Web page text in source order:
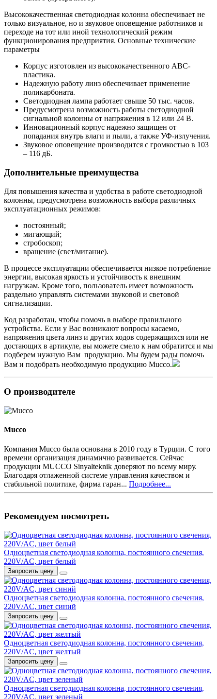
Высококачественная светодиодная колонна обеспечивает не
только визуальное, но и звуковое оповещение работников и
переходе на тот или иной технологический режим
функционирования предприятия. Основные технические
параметры
Корпус изготовлен из высококачественного ABC-
пластика.
Надежную работу линз обеспечивает применение
поликарбоната.
Светодиодная лампа работает свыше 50 тыс. часов.
Предусмотрена возможность работы светодиодной
сигнальной колонны от напряжения в 12 или 24 В.
Инновационный корпус надежно защищен от
попадания внутрь влаги и пыли, а также УФ-излучения.
Звуковое оповещение производится с громкостью в 103
– 116 дБ.
Дополнительные преимущества
Для повышения качества и удобства в работе светодиодной
колонны, предусмотрена возможность выбора различных
эксплуатационных режимов:
постоянный;
мигающий;
стробоскоп;
вращение (свет/мигание).
В процессе эксплуатации обеспечивается низкое потребление
энергии, высокая яркость и устойчивость к внешним
нагрузкам. Кроме того, пользователь имеет возможность
раздельно управлять системами звуковой и световой
сигнализации.
Код разработан, чтобы помочь в выборе правильного
устройства. Если у Вас возникают вопросы касаемо,
напряжения цвета линз и других кодов содержащихся или не
достающих в артикуле, вы можете смело к нам обратится и мы
подберем нужную Вам продукцию. Мы будем рады помочь
Вам и подобрать необходимую продукцию Mucco.
О производителе
Mucco
Компания Mucco была основана в 2010 году в Турции. С того
времени организация динамично развивается. Сейчас
продукции MUCCO Sinyalteknik доверяют по всему миру.
Благодаря отлаженной системе управления качеством и
стабильной политике, фирма гаран... Подробнее...
Рекомендуем посмотреть
Одноцветная светодиодная колонна, постоянного свечения,
220V/AC, цвет белый
Запросить цену
Одноцветная светодиодная колонна, постоянного свечения,
220V/AC, цвет синий
Запросить цену
Одноцветная светодиодная колонна, постоянного свечения,
220V/AC, цвет желтый
Запросить цену
Одноцветная светодиодная колонна, постоянного свечения,
220V/AC, цвет зеленый